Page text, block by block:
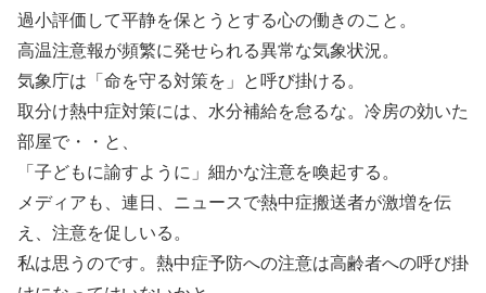
過小評価して平静を保とうとする心の働きのこと。
高温注意報が頻繁に発せられる異常な気象状況。
気象庁は「命を守る対策を」と呼び掛ける。
取分け熱中症対策には、水分補給を怠るな。冷房の効いた
部屋で・・と、
「子どもに諭すように」細かな注意を喚起する。
メディアも、連日、ニュースで熱中症搬送者が激増を伝
え、注意を促しいる。
私は思うのです。熱中症予防への注意は高齢者への呼び掛